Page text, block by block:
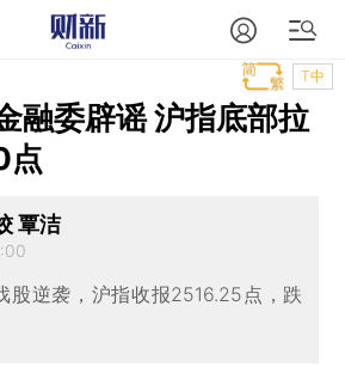
T中
融委辟谣 沪指底部拉
点
覃洁
股逆袭，沪指收报2516.25点，跌